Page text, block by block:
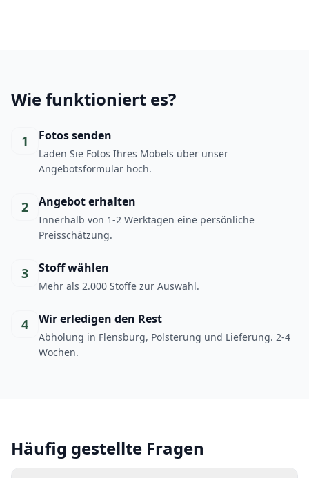
Wie funktioniert es?
1 Fotos senden
Laden Sie Fotos Ihres Möbels über unser
Angebotsformular hoch.
2 Angebot erhalten
Innerhalb von 1-2 Werktagen eine persönliche
Preisschätzung.
3 Stoff wählen
Mehr als 2.000 Stoffe zur Auswahl.
4 Wir erledigen den Rest
Abholung in Flensburg, Polsterung und Lieferung. 2-4
Wochen.
Häufig gestellte Fragen